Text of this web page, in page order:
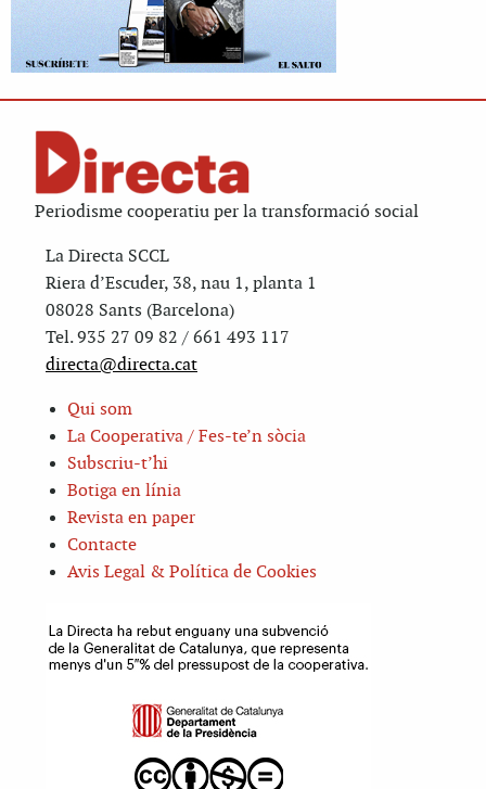
Periodisme cooperatiu per la transformació social
La Directa SCCL
Riera d’Escuder, 38, nau 1, planta 1
08028 Sants (Barcelona)
Tel. 935 27 09 82 / 661 493 117
directa@directa.cat
Qui som
La Cooperativa / Fes-te’n sòcia
Subscriu-t’hi
Botiga en línia
Revista en paper
Contacte
Avis Legal & Política de Cookies